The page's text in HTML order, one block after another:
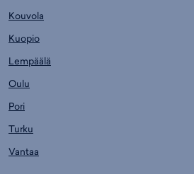
Kouvola
Kuopio
Lempäälä
Oulu
Pori
Turku
Vantaa